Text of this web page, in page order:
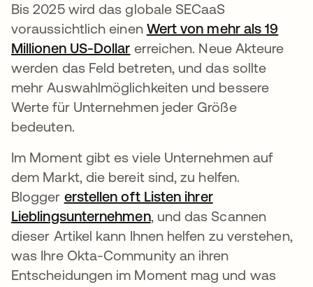
Bis 2025 wird das globale SECaaS
voraussichtlich einen Wert von mehr als 19
Millionen US-Dollar wird in einer neuen
erreichen. Neue Akteure
werden das Feld betreten, und das sollte
mehr Auswahlmöglichkeiten und bessere
Werte für Unternehmen jeder Größe
bedeuten.
Im Moment gibt es viele Unternehmen auf
dem Markt, die bereit sind, zu helfen.
Blogger erstellen oft Listen ihrer
Lieblingsunternehmenwird in einer neuen
, und das Scannen
dieser Artikel kann Ihnen helfen zu verstehen,
was Ihre Okta-Community an ihren
Entscheidungen im Moment mag und was